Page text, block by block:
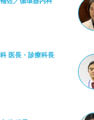
医長・診療科長